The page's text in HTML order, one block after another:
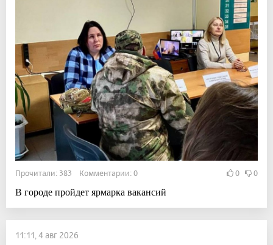
Прочитали: 383 Комментарии: 0 0 0
В городе пройдет ярмарка вакансий
11:11, 4 авг 2026